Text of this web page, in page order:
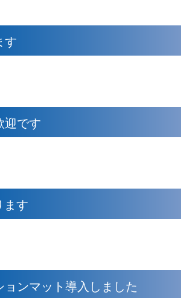
す
迎です
ます
ンマット導入しました